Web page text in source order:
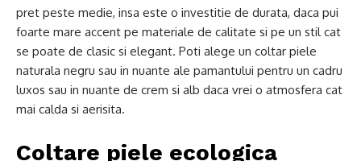
pret peste medie, insa este o investitie de durata, daca pui
foarte mare accent pe materiale de calitate si pe un stil cat
se poate de clasic si elegant. Poti alege un coltar piele
naturala negru sau in nuante ale pamantului pentru un cadru
luxos sau in nuante de crem si alb daca vrei o atmosfera cat
mai calda si aerisita.
Coltare piele ecologica